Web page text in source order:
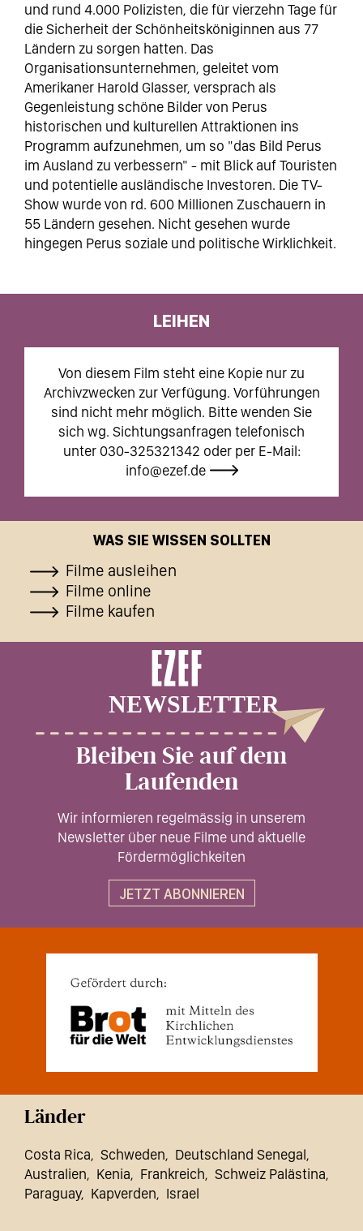
und rund 4.000 Polizisten, die für vierzehn Tage für
die Sicherheit der Schönheitsköniginnen aus 77
Ländern zu sorgen hatten. Das
Organisationsunternehmen, geleitet vom
Amerikaner Harold Glasser, versprach als
Gegenleistung schöne Bilder von Perus
historischen und kulturellen Attraktionen ins
Programm aufzunehmen, um so "das Bild Perus
im Ausland zu verbessern" - mit Blick auf Touristen
und potentielle ausländische Investoren. Die TV-
Show wurde von rd. 600 Millionen Zuschauern in
55 Ländern gesehen. Nicht gesehen wurde
hingegen Perus soziale und politische Wirklichkeit.
LEIHEN
Von diesem Film steht eine Kopie nur zu
Archivzwecken zur Verfügung. Vorführungen
sind nicht mehr möglich. Bitte wenden Sie
sich wg. Sichtungsanfragen telefonisch
unter 030-325321342 oder per E-Mail:
info@ezef.de
WAS SIE WISSEN SOLLTEN
Filme ausleihen
Filme online
Filme kaufen
Bleiben Sie auf dem
Laufenden
Wir informieren regelmässig in unserem
Newsletter über neue Filme und aktuelle
Fördermöglichkeiten
JETZT ABONNIEREN
Länder
Costa Rica Schweden
Deutschland Senegal
Australien
Kenia Frankreich
Schweiz Palästina
Paraguay
Kapverden Israel